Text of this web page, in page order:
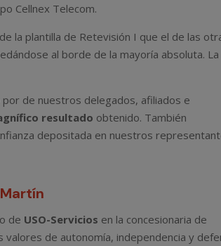
Cellnex Telecom.
la plantilla de Retevisión I que el de las
al borde de la mayoría absoluta. La
de nuestros delegados, afiliados e
resultado obtenido. También
depositada en nuestros
de USO-Servicios en la concesionaria de
de autonomía, independencia y